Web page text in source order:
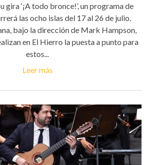
gira ‘¡A todo bronce!’, un programa de
las ocho islas del 17 al 26 de julio.
bajo la dirección de Mark Hampson,
en El Hierro la puesta a punto para
estos...
Leer más